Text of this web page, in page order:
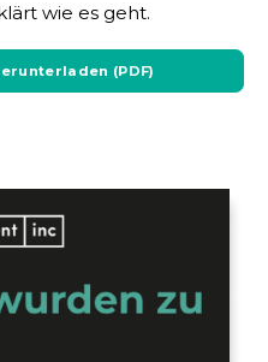
wie es geht.
(PDF)